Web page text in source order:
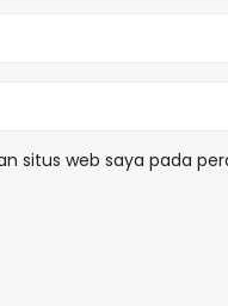
situs web saya pada